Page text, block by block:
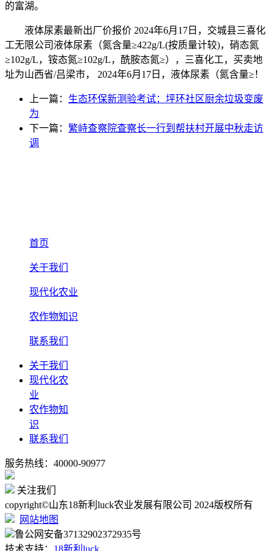
的富湖。
液体尿素最新出厂价报价 2024年6月17日，交城县三喜化
工无限公司液体尿素（氮含量≥422g/L(按质量计较)，硝态氮
≥102g/L，铵态氮≥102g/L，酰胺态氮≥），三喜化工，买卖地
址为山西省/吕梁市， 2024年6月17日，液体尿素（氮含量≥！
上一篇： 生态环保新测验考试：坪环社区厨余垃圾变废
为
下一篇： 繁峙查察院查察长一行到帮扶村开展中秋走访
调
首页
关于我们
现代化农业
农作物知识
联系我们
关于我们
现代化农
业
农作物知
识
联系我们
服务热线：40000-90977
关注我们
copyright©山东18新利luck农业发展有限公司 2024版权所有
网站地图
鲁公网安备37132902372935号